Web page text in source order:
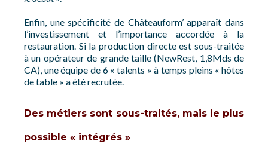
Enfin, une spécificité de Châteauform’ apparaît dans
l’investissement et l’importance accordée à la
restauration. Si la production directe est sous-traitée
à un opérateur de grande taille (NewRest, 1,8Mds de
CA), une équipe de 6 « talents » à temps pleins « hôtes
de table » a été recrutée.
Des métiers sont sous-traités, mais le plus
possible « intégrés »